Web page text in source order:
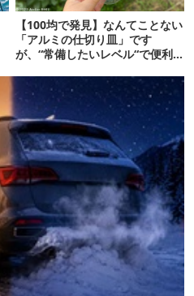
【100均で発見】なんてことない
「アルミの仕切り皿」です
が、“常備したいレベル“で便利